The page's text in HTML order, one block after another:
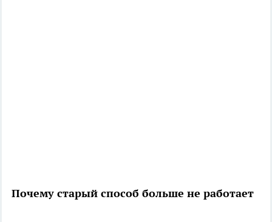
Почему старый способ больше не работает